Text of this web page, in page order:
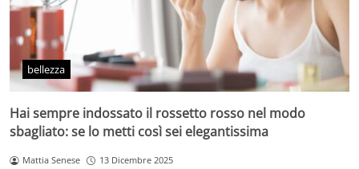
bellezza
Hai sempre indossato il rossetto rosso nel modo
sbagliato: se lo metti così sei elegantissima
Mattia Senese 13 Dicembre 2025